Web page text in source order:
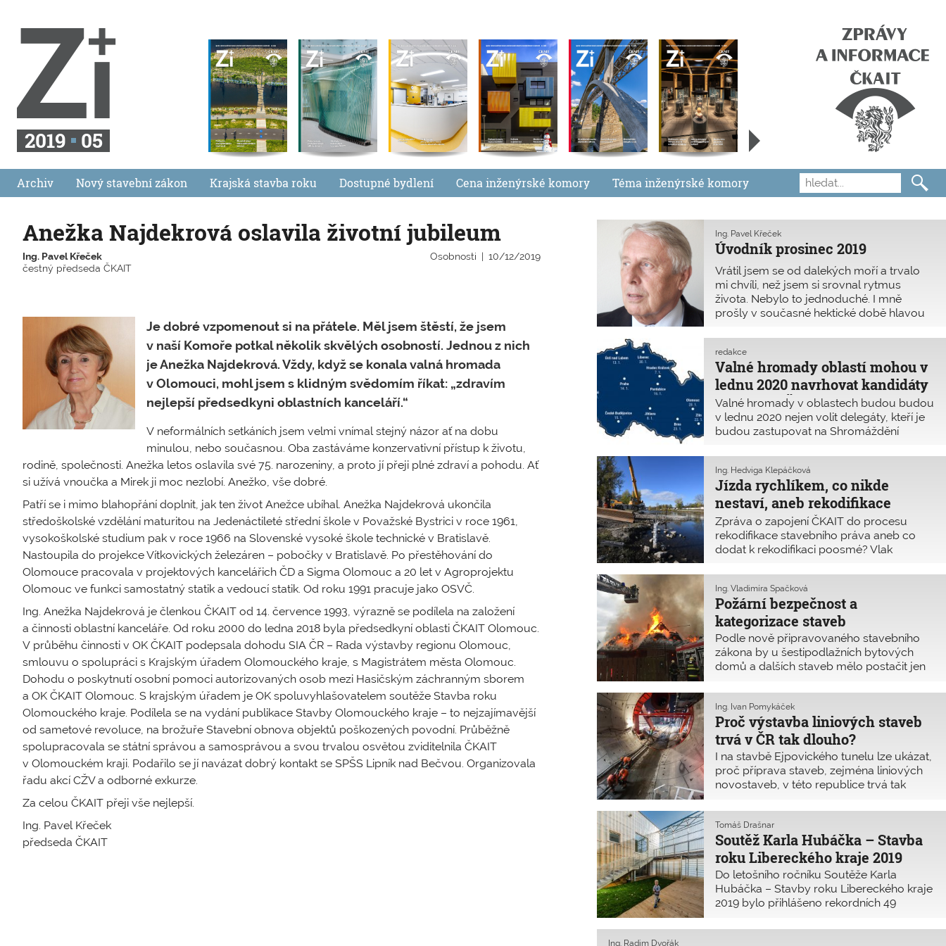
2019 05
Archiv Nový stavební zákon Krajská stavba roku Dostupné bydlení Cena inženýrské komory Téma inženýrské komory
Anežka Najdekrová oslavila životní jubileum
Ing. Pavel Křeček
čestný předseda ČKAIT
10/12/2019
Osobnosti
Je dobré vzpomenout si na přátele. Měl jsem štěstí, že jsem
v naší Komoře potkal několik skvělých osobností. Jednou z nich
je Anežka Najdekrová. Vždy, když se konala valná hromada
v Olomouci, mohl jsem s klidným svědomím říkat: „zdravím
nejlepší předsedkyni oblastních kanceláří.“
V neformálních setkáních jsem velmi vnímal stejný názor ať na dobu
minulou, nebo současnou. Oba zastáváme konzervativní přístup k životu,
rodině, společnosti. Anežka letos oslavila své 75. narozeniny, a proto jí přeji plné zdraví a pohodu. Ať
si užívá vnoučka a Mirek ji moc nezlobí. Anežko, vše dobré.
Patří se i mimo blahopřání doplnit, jak ten život Anežce ubíhal. Anežka Najdekrová ukončila
středoškolské vzdělání maturitou na Jedenáctileté střední škole v Považské Bystrici v roce 1961,
vysokoškolské studium pak v roce 1966 na Slovenské vysoké škole technické v Bratislavě.
Nastoupila do projekce Vítkovických železáren – pobočky v Bratislavě. Po přestěhování do
Olomouce pracovala v projektových kancelářich ČD a Sigma Olomouc a 20 let v Agroprojektu
Olomouc ve funkci samostatný statik a vedoucí statik. Od roku 1991 pracuje jako OSVČ.
Ing. Anežka Najdekrová je členkou ČKAIT od 14. ­července 1993, výrazně se podílela na založení
a činnosti oblastní kanceláře. Od roku 2000 do ledna 2018 byla předsedkyní oblasti ČKAIT Olomouc.
V průběhu činnosti v OK ČKAIT podepsala dohodu SIA ČR – Rada výstavby regionu Olomouc,
smlouvu o spolupráci s Krajským úřadem Olomouckého kraje, s Magistrátem města Olomouc.
Dohodu o poskytnutí osobní pomoci autorizovaných osob mezi Hasičským záchranným sborem
a OK ČKAIT Olomouc. S krajským úřadem je OK spoluvyhlašovatelem soutěže Stavba roku
Olomouckého kraje. Podílela se na vydání publikace Stavby Olomouckého kraje – to ­nejzajímavější
od sametové revoluce, na brožuře Stavební obnova objektů poškozených povodní. Průběžně
spolupracovala se státní správou a samosprávou a svou trvalou osvětou zviditelnila ČKAIT
v Olomouckém kraji. Podařilo se jí navázat dobrý kontakt se SPŠS Lipník nad Bečvou. Organizovala
řadu akcí CŽV a odborné exkurze.
Za celou ČKAIT přeji vše nejlepší.
Ing. Pavel Křeček
předseda ČKAIT
Úvodník prosinec 2019
Ing. Pavel Křeček
Vrátil jsem se od dalekých moří a trvalo
mi chvíli, než jsem si srovnal rytmus
života. Nebylo to jednoduché. I mně
prošly v současné hektické době hlavou
ne tak na pátek 17. listopadu 1989, ale na
týden, který následoval. Ten byl
Valné hromady oblastí mohou v
lednu 2020 navrhovat kandidáty
do orgánů ČKAIT
redakce
Valné hromady v oblastech budou budou
v lednu 2020 nejen volit delegáty, kteří je
budou zastupovat na Shromáždění
kandidáty do orgánů ČKAIT. Shromáždění
delegátů bude 28. března 2020 volit z
řádných členů přímou a tajnou volbou 15
člen
Jízda rychlíkem, co nikde
nestaví, aneb rekodifikace
poosmé
Ing. Hedviga Klepáčková
Zpráva o zapojení ČKAIT do procesu
rekodifikace stavebního práva aneb co
dodat k rekodifikaci poosmé? Vlak
sice nepřichází, to bychom zanechali příliš
velkou uhlíkovou stopu. Avšak
připravovaná vysokorychlostní trať
nevede jenom nížinami; v tunelech může
narazit na nepředvídané geologické
poměry.
Požární bezpečnost a
kategorizace staveb
Ing. Vladimíra Špačková
Podle nově připravovaného stavebního
zákona by u šestipodlažních bytových
domů a dalších staveb mělo postačit jen
řešení! Na jeho zpracování však nemají
stačit autorizovaní inženýři a technici PBS.
Tyto změny navrhoval pracovní materiál
předložený v září 2019 Hasičským
záchranným sborem.
Proč výstavba liniových staveb
trvá v ČR tak dlouho?
Ing. Ivan Pomykáček
I na stavbě Ejpovického tunelu lze ukázat,
proč příprava staveb, zejména liniových
novostaveb, v této republice trvá tak
ekologičtí aktivisté, k prodeji neochotní
vlastníci pozemků či liknavě konající státní
úředníci. Problém spočívá také v tom, že
jen výjimečně si stavba tohoto typu udrží
kostru svého řešení od studie až po
realizaci.
Soutěž Karla Hubáčka – Stavba
roku Libereckého kraje 2019
Tomáš Drašnar
Do letošního ročníku Soutěže Karla
Hubáčka – Stavby roku Libereckého kraje
2019 bylo přihlášeno rekordních 49
cenu si odnesla inovativní budova nové
Ing. Radim Dvořák